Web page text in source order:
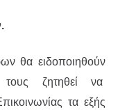
θα ειδοποιηθούν
ζητηθεί να
τα εξής